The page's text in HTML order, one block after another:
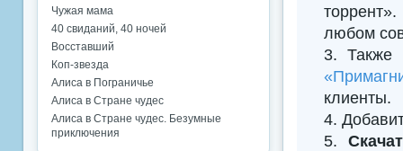
любом
3. Также
клиенты.
4.
5.
Чужая мама
40 свиданий, 40 ночей
Восставший
Коп-звезда
Алиса в Пограничье
Алиса в Стране чудес
Алиса в Стране чудес. Безумные
приключения